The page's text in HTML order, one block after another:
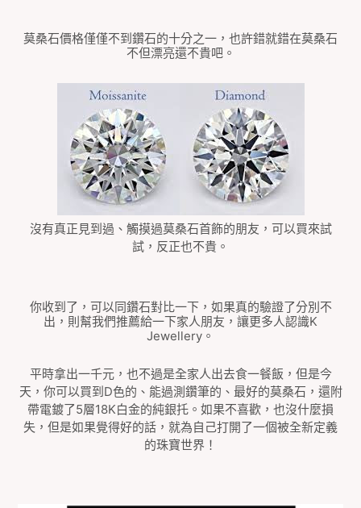
莫桑石價格僅僅不到鑽石的十分之一，也許錯就錯在莫桑石
不但漂亮還不貴吧。
沒有真正見到過、觸摸過莫桑石首飾的朋友，可以買來試
試，反正也不貴。
你收到了，可以同鑽石對比一下，如果真的驗證了分別不
出，則幫我們推薦給一下家人朋友，讓更多人認識K
Jewellery 。
平時拿出一千元，也不過是全家人出去食一餐飯，但是今
天，你可以買到 D色的、能過測鑽筆的、最好的莫桑石，還附
帶電鍍了5層18K白金的純銀托。如果不喜歡，也沒什麼損
失，但是如果覺得好的話，就為自己打開了一個被全新定義
的珠寶世界！